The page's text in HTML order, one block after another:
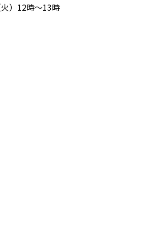
）12時～13時